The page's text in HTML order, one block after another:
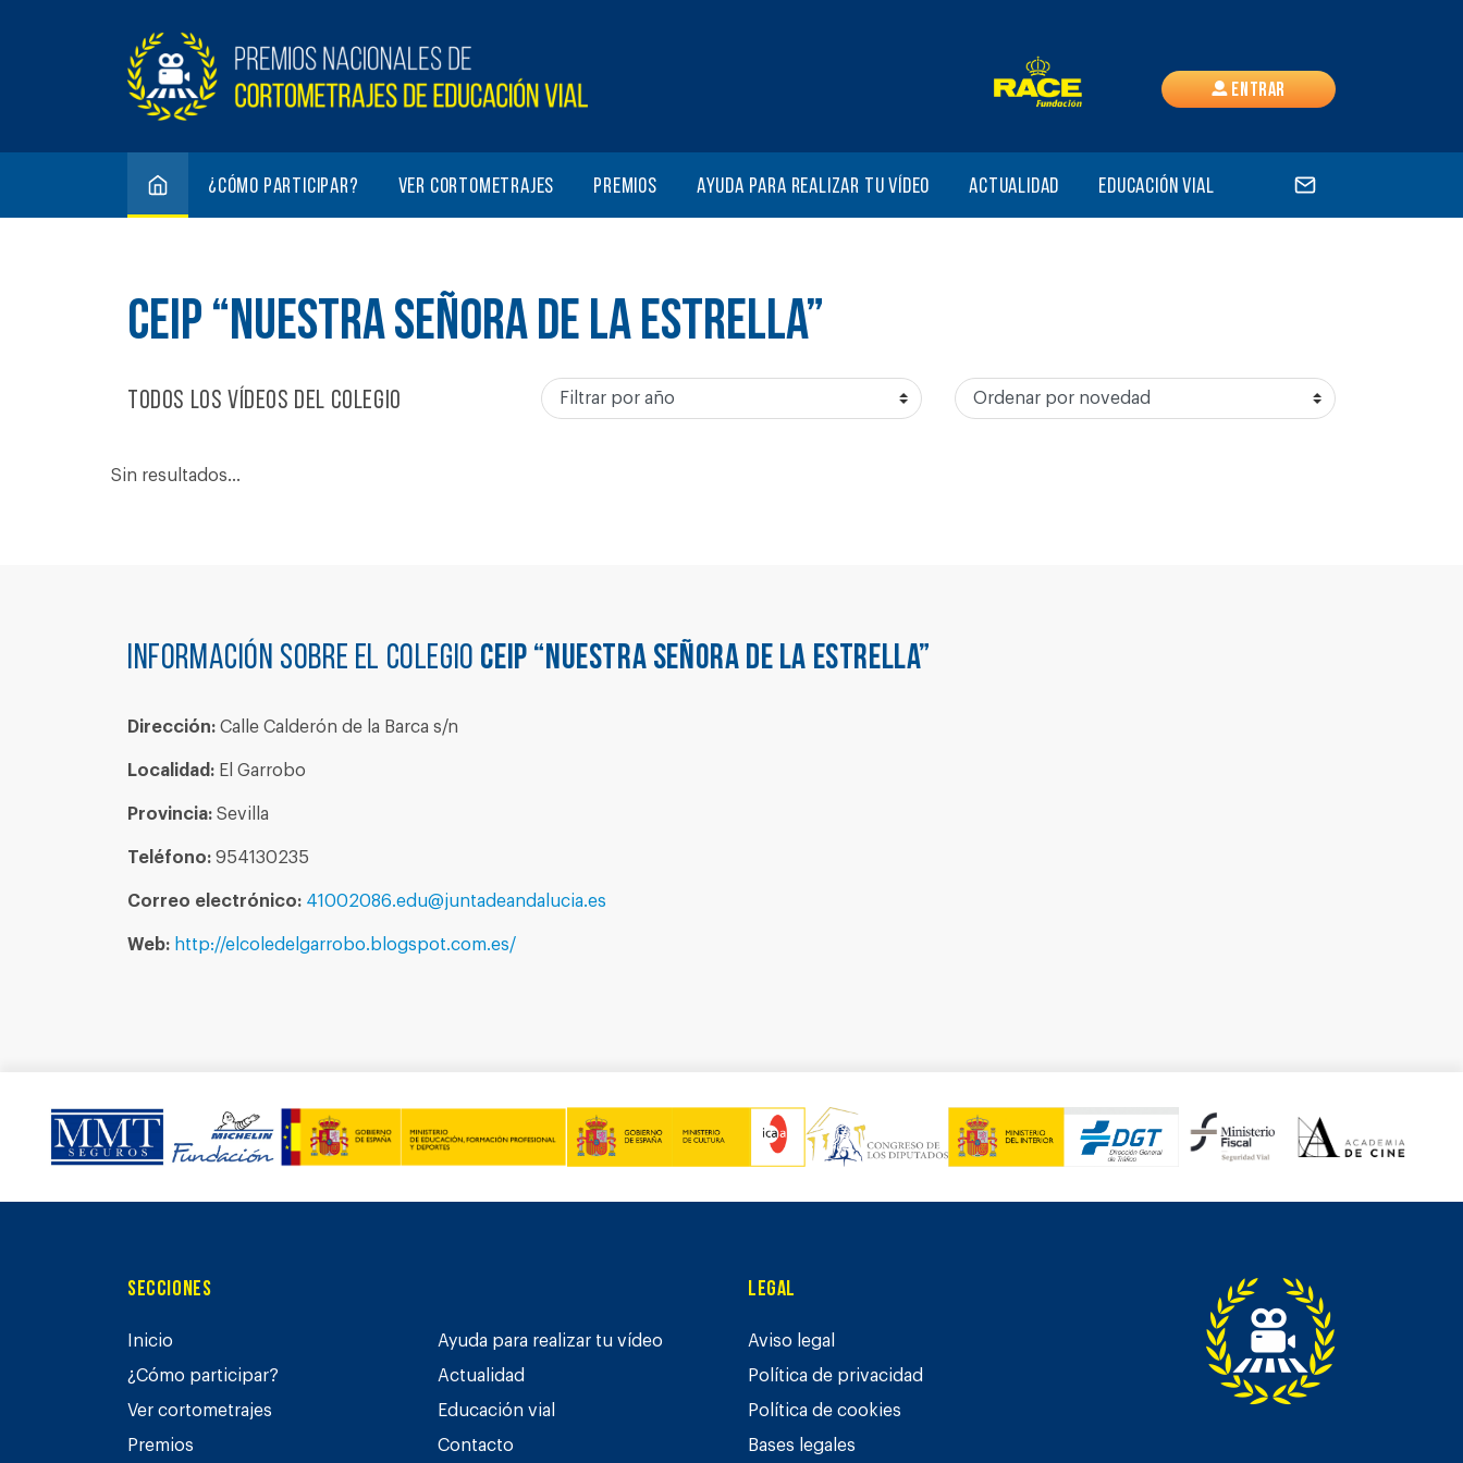
Entrar
¿Cómo participar? Ver cortometrajes Premios Ayuda para realizar tu vídeo Actualidad Educación vial
CEIP “NUESTRA SEÑORA DE LA ESTRELLA”
Todos los vídeos del colegio
Sin resultados...
Información sobre el colegio CEIP “NUESTRA SEÑORA DE LA ESTRELLA”
Dirección: Calle Calderón de la Barca s/n
Localidad: El Garrobo
Provincia: Sevilla
Teléfono: 954130235
Correo electrónico: 41002086.edu@juntadeandalucia.es
Web: http://elcoledelgarrobo.blogspot.com.es/
Secciones
Inicio
¿Cómo participar?
Ver cortometrajes
Premios
Ayuda para realizar tu vídeo
Actualidad
Educación vial
Contacto
Legal
Aviso legal
Política de privacidad
Política de cookies
Bases legales